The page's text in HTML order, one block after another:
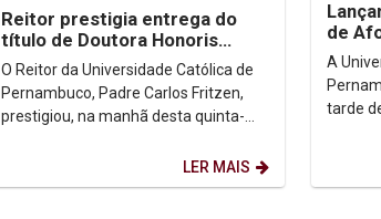
Reitor prestigia entrega do
título de Doutora Honoris
Causa a Margareth Dalcomo na
UFPE
O Reitor da Universidade Católica de
Pernambuco, Padre Carlos Fritzen,
prestigiou, na manhã desta quinta-
LER MAIS
de
Igreja
A
tarde